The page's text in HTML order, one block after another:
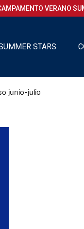
VERANO
STARS
junio-julio